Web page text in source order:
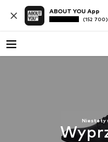
ABOUT YOU App
(152 700)
Niestety